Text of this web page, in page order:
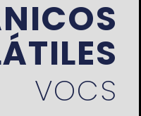
VOCS